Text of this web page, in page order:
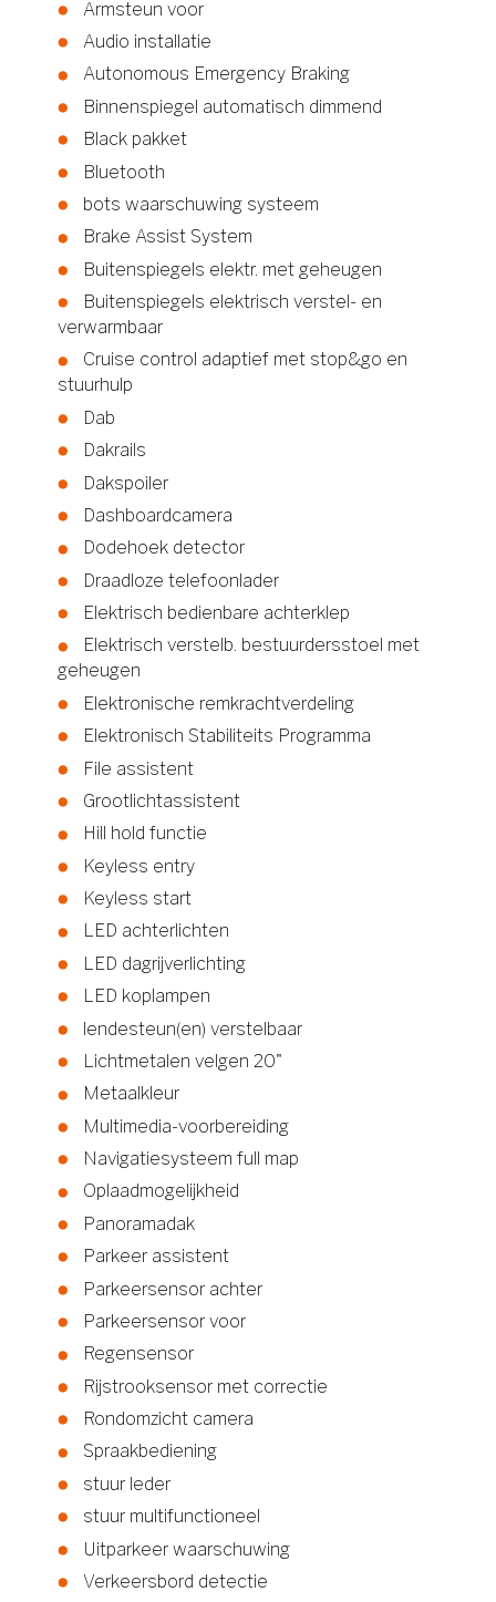
Armsteun voor
Audio installatie
Autonomous Emergency Braking
Binnenspiegel automatisch dimmend
Black pakket
Bluetooth
bots waarschuwing systeem
Brake Assist System
Buitenspiegels elektr. met geheugen
Buitenspiegels elektrisch verstel- en
verwarmbaar
Cruise control adaptief met stop&go en
stuurhulp
Dab
Dakrails
Dakspoiler
Dashboardcamera
Dodehoek detector
Draadloze telefoonlader
Elektrisch bedienbare achterklep
Elektrisch verstelb. bestuurdersstoel met
geheugen
Elektronische remkrachtverdeling
Elektronisch Stabiliteits Programma
File assistent
Grootlichtassistent
Hill hold functie
Keyless entry
Keyless start
LED achterlichten
LED dagrijverlichting
LED koplampen
lendesteun(en) verstelbaar
Lichtmetalen velgen 20"
Metaalkleur
Multimedia-voorbereiding
Navigatiesysteem full map
Oplaadmogelijkheid
Panoramadak
Parkeer assistent
Parkeersensor achter
Parkeersensor voor
Regensensor
Rijstrooksensor met correctie
Rondomzicht camera
Spraakbediening
stuur leder
stuur multifunctioneel
Uitparkeer waarschuwing
Verkeersbord detectie